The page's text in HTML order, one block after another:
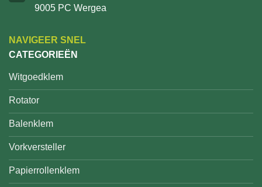
9005 PC Wergea
NAVIGEER SNEL
CATEGORIEËN
Witgoedklem
Rotator
Balenklem
Vorkversteller
Papierrollenklem